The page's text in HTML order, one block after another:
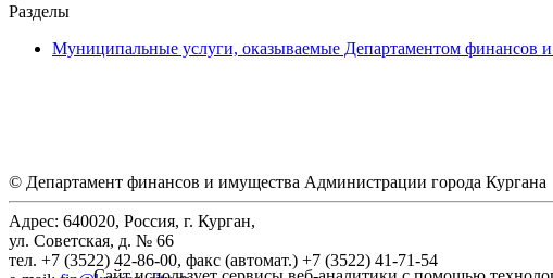
Разделы
Муниципальные услуги, оказываемые Департаментом финансов
© Департамент финансов и имущества Администрации города Кургана
Адрес: 640020, Россия, г. Курган,
ул. Советская, д. № 66
тел. +7 (3522) 42-86-00, факс (автомат.) +7 (3522) 41-71-54